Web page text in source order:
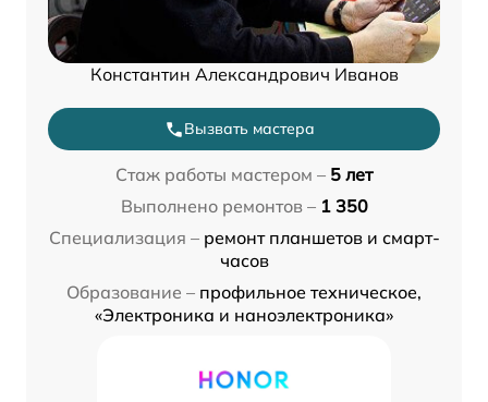
Константин Александрович Иванов
Вызвать мастера
Стаж работы мастером – 5 лет
Выполнено ремонтов – 1 350
Специализация – ремонт планшетов и смарт-
часов
Образование – профильное техническое,
«Электроника и наноэлектроника»